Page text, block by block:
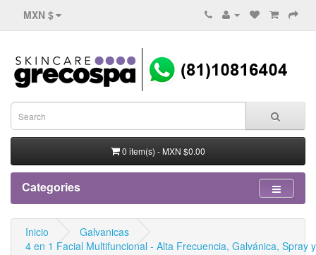
MXN $
0 item(s) - MXN $0.00
Categories
Inicio
Galvanicas
4 en 1 Facial Multifuncional - Alta Frecuencia, Galvánica, Spray